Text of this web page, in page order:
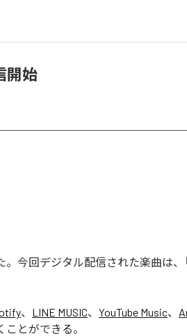
開始
。今回デジタル配信された楽曲は、
、 LINE MUSIC、 YouTube Music、
とができる。